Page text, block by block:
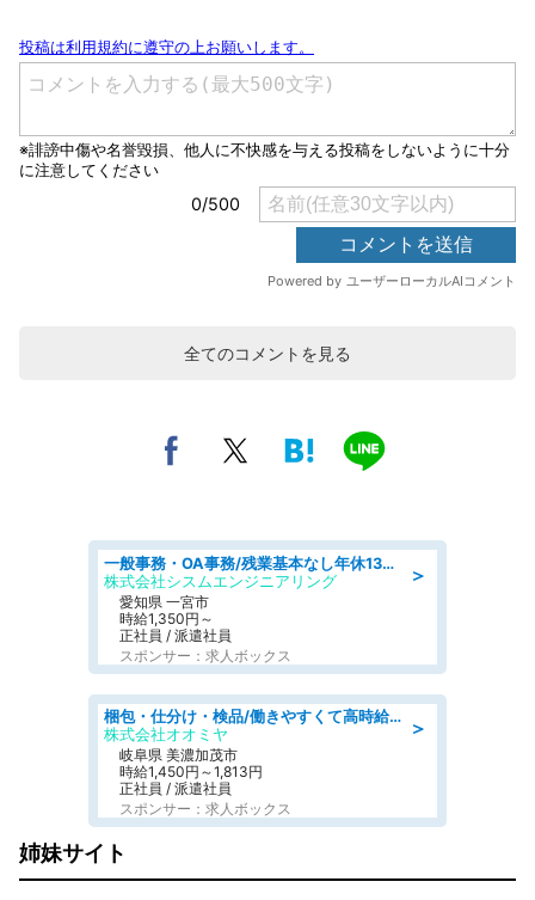
全てのコメントを見る
＞
一般事務・OA事務/残業基本なし年休130日社保完備の一般・調達事務
株式会社シスムエンジニアリング
愛知県 一宮市
時給1,350円～
正社員 / 派遣社員
スポンサー：求人ボックス
＞
梱包・仕分け・検品/働きやすくて高時給の仕分け作業長期休暇充実/残業なし
株式会社オオミヤ
岐阜県 美濃加茂市
時給1,450円～1,813円
正社員 / 派遣社員
スポンサー：求人ボックス
姉妹サイト